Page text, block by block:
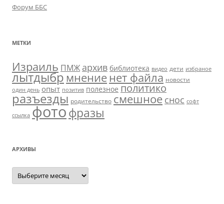
Форум ББС
МЕТКИ
Израиль ПМЖ архив библиотека видео дети избраное
лытдыбрмнение нет файла новости
один день опыт позитив полезное политико
разъезды родительство смешное снос софт
ссылка фотофразы
АРХИВЫ
Архивы